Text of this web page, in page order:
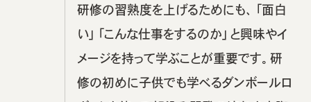
研修の習熟度を上げるためにも、「面白
い」「こんな仕事をするのか」と興味やイ
メージを持って学ぶことが重要です。研
修の初めに子供でも学べるダンボールロ